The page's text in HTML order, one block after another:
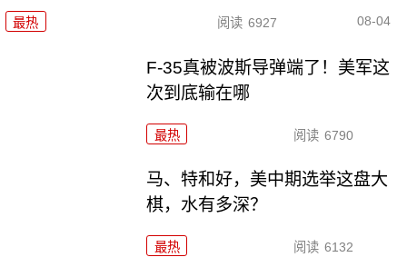
最热 阅读 6927 08-04
F-35真被波斯导弹端了！美军这
次到底输在哪
最热 阅读 6790
马、特和好，美中期选举这盘大
棋，水有多深？
最热 阅读 6132